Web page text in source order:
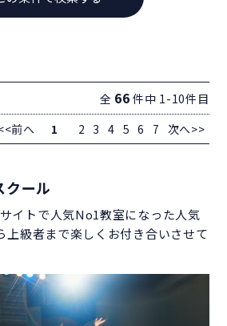
全 66 件中 1-10件目
前へ
1 2 3 4 5 6 7 次へ>>
クール
イトで人気No1教室になった人気
上級者まで楽しくお付き合いさせて